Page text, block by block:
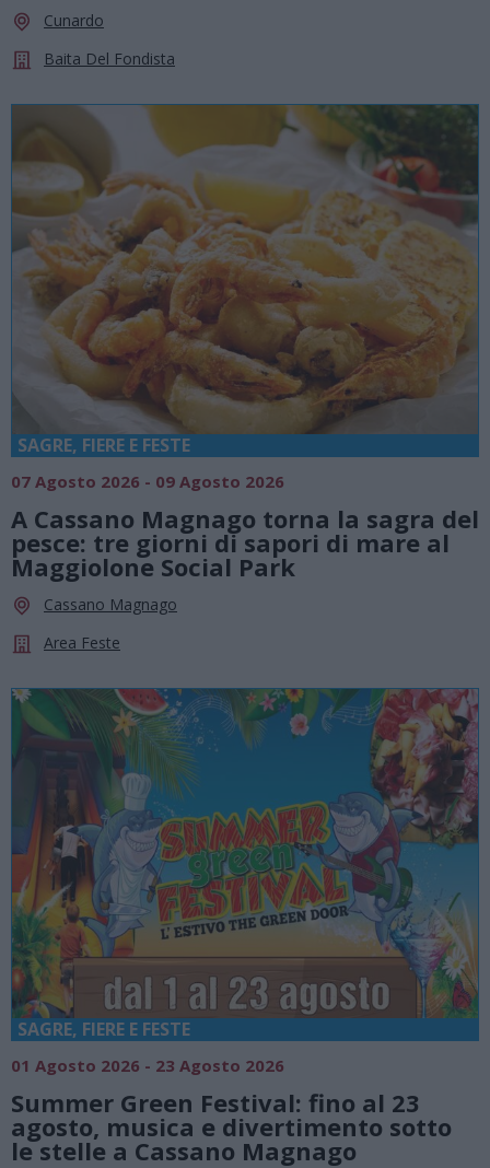
Cunardo
Baita Del Fondista
SAGRE, FIERE E FESTE
07 Agosto 2026 - 09 Agosto 2026
A Cassano Magnago torna la sagra del
pesce: tre giorni di sapori di mare al
Maggiolone Social Park
Cassano Magnago
Area Feste
SAGRE, FIERE E FESTE
01 Agosto 2026 - 23 Agosto 2026
Summer Green Festival: fino al 23
agosto, musica e divertimento sotto
le stelle a Cassano Magnago